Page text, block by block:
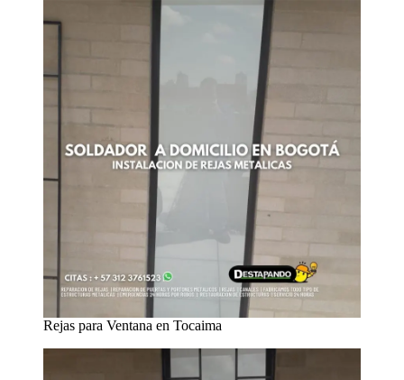
Rejas para Ventana en Tocaima